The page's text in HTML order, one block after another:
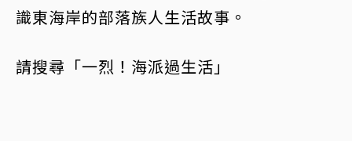
識東海岸的部落族人生活故事。
請搜尋「一烈！海派過生活」